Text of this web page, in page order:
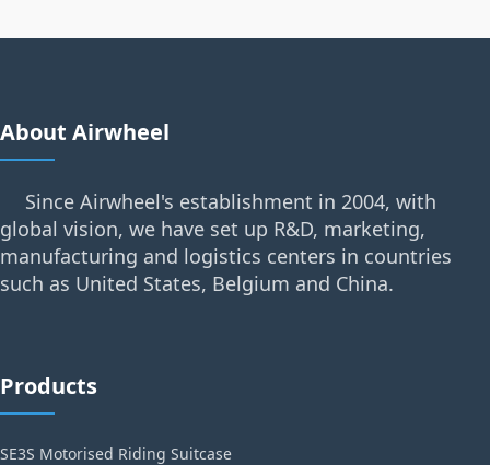
About Airwheel
Since Airwheel's establishment in 2004, with
global vision, we have set up R&D, marketing,
manufacturing and logistics centers in countries
such as United States, Belgium and China.
Products
SE3S Motorised Riding Suitcase